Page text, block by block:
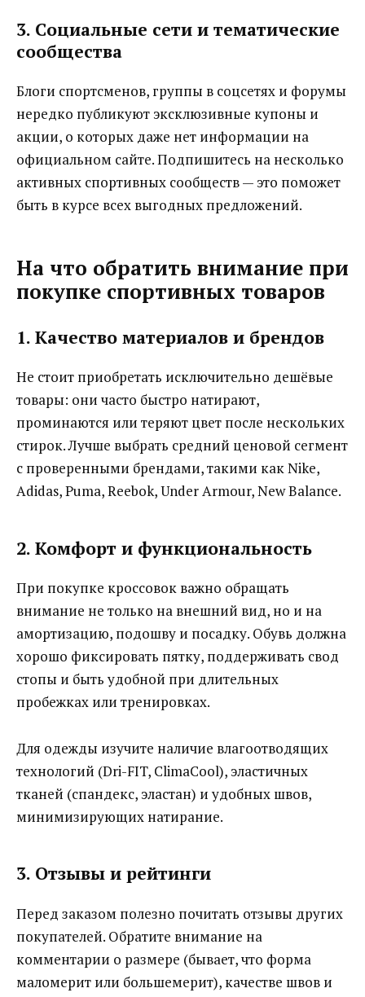
3. Социальные сети и тематические
сообщества
Блоги спортсменов, группы в соцсетях и форумы
нередко публикуют эксклюзивные купоны и
акции, о которых даже нет информации на
официальном сайте. Подпишитесь на несколько
активных спортивных сообществ — это поможет
быть в курсе всех выгодных предложений.
На что обратить внимание при
покупке спортивных товаров
1. Качество материалов и брендов
Не стоит приобретать исключительно дешёвые
товары: они часто быстро натирают,
проминаются или теряют цвет после нескольких
стирок. Лучше выбрать средний ценовой сегмент
с проверенными брендами, такими как Nike,
Adidas, Puma, Reebok, Under Armour, New Balance.
2. Комфорт и функциональность
При покупке кроссовок важно обращать
внимание не только на внешний вид, но и на
амортизацию, подошву и посадку. Обувь должна
хорошо фиксировать пятку, поддерживать свод
стопы и быть удобной при длительных
пробежках или тренировках.
Для одежды изучите наличие влагоотводящих
технологий (Dri-FIT, ClimaCool), эластичных
тканей (спандекс, эластан) и удобных швов,
минимизирующих натирание.
3. Отзывы и рейтинги
Перед заказом полезно почитать отзывы других
покупателей. Обратите внимание на
комментарии о размере (бывает, что форма
маломерит или большемерит), качестве швов и